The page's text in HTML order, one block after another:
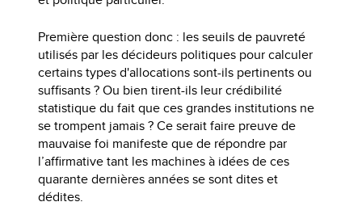
Première question donc : les seuils de pauvreté
utilisés par les décideurs politiques pour calculer
certains types d'allocations sont-ils pertinents ou
suffisants ? Ou bien tirent-ils leur crédibilité
statistique du fait que ces grandes institutions ne
se trompent jamais ? Ce serait faire preuve de
mauvaise foi manifeste que de répondre par
l’affirmative tant les machines à idées de ces
quarante dernières années se sont dites et
dédites.